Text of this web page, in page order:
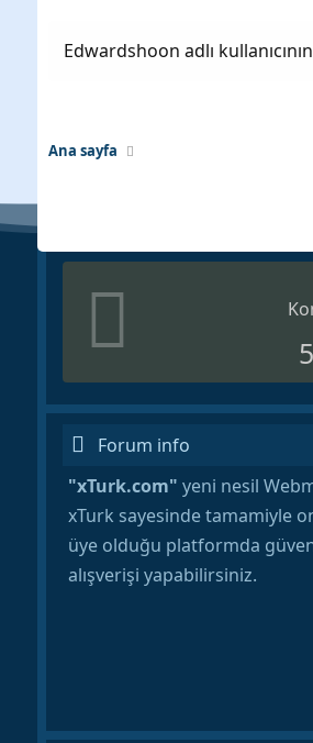
Edwardshoon adlı
Ana sayfa
Forum info
"xTurk.com" yeni nesil
xTurk sayesinde tamamiyle
üye olduğu platformda
alışverişi yapabilirsiniz.